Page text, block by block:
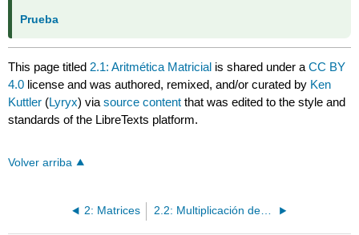
Prueba
This page titled 2.1: Aritmética Matricial is shared under aCC BY
4.0 license and was authored, remixed, and/or curated by Ken
Kuttler (Lyryx) viasource content that was edited to the style and
standards of the LibreTexts platform.
Volver arriba
2: Matrices 2.2: Multiplicación de Matrices